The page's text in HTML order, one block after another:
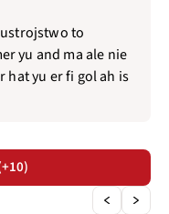
to
yu and ma ale nie
hat yu er fi gol ah is